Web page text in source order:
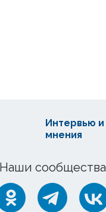
Наши сообщества
Интервью и
мнения